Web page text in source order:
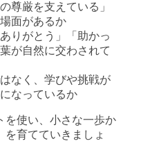
尊厳を支えている」
面があるか
りがとう」「助かっ
が自然に交わされて
なく、学びや挑戦が
なっているか
を使い、小さな一歩か
を育てていきましょ